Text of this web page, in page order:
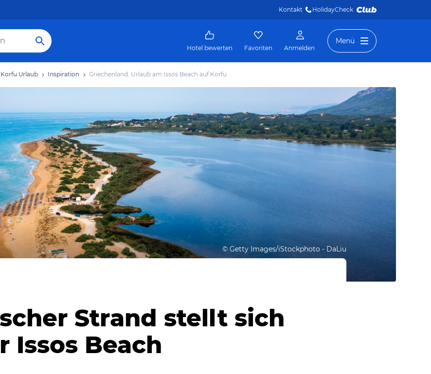
Kontakt HolidayCheck
Hotel bewerten Favoriten Anmelden
Menü
Korfu Urlaub Inspiration Griechenland: Urlaub am Issos Beach auf Korfu
©Getty Images/iStockphoto - DaLiu
Strand stellt sich
Issos Beach